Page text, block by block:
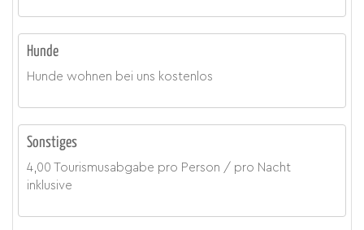
Hunde
Hunde wohnen bei uns kostenlos
Sonstiges
4,00 Tourismusabgabe pro Person / pro Nacht
inklusive